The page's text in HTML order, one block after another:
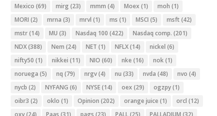
Mexico (69) mirg (23) mmm (4) Moex (1) moh (1)
MORI (2) mrna (3) mrvl (1) ms (1) MSCI (5) msft (42)
mstr(14) MU (3) Nasdaq 100 (422) Nasdaq comp. (201)
NDX(388) Nem (24) NET (1) NFLX(14) nickel (6)
nifty50 (1) nikkei (11) NIO (60) nke (16) nok(1)
noruega (5) nq (79) nrgv(4) nu (33) nvda (48) nvo (4)
nycb (2) NYFANG (6) NYSE(14) oex (29) ogzpy(1)
oibr3 (2) oklo (1) Opinion (202) orange juice (1) orcl (12)